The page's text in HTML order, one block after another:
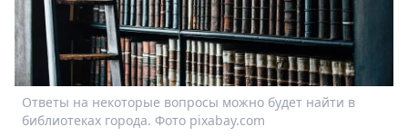
О
Metro
Стримы
Спецпроекты
Звезды
Выборы
Ответы на некоторые вопросы можно будет найти в
библиотеках города. Фото pixabay.com